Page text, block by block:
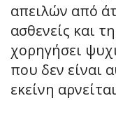
απειλών από
ασθενείς και
χορηγήσει
που δεν είναι
εκείνη